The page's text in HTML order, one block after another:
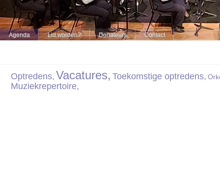
Agenda Lid worden? Donateurs Contact
Optredens, Vacatures, Toekomstige optredens,
Muziekrepertoire,